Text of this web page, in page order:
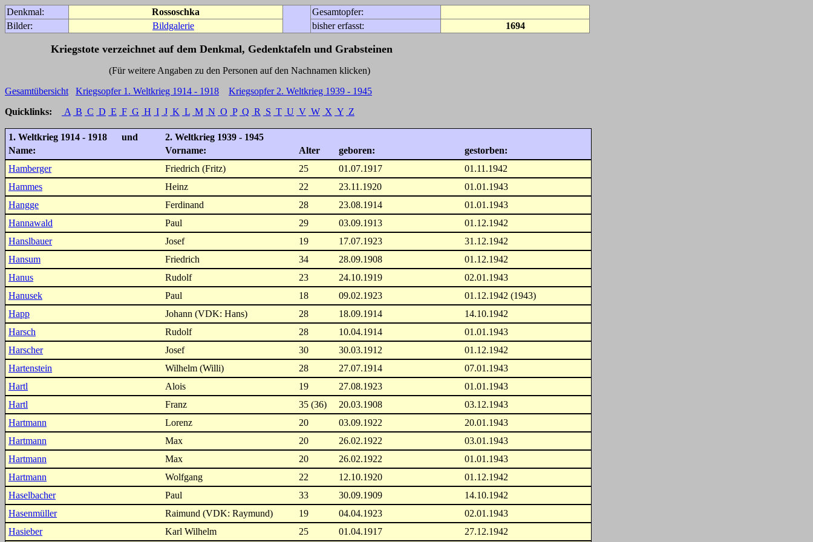
Denkmal: Rossoschka
Gesamtopfer:
Bilder:
Bildgalerie bisher erfasst: 1694
Kriegstote verzeichnet auf dem Denkmal, Gedenktafeln und Grabsteinen
(Für weitere Angaben zu den Personen auf den Nachnamen klicken)
Gesamtübersicht
Kriegsopfer 1. Weltkrieg 1914 - 1918
Kriegsopfer 2. Weltkrieg 1939 - 1945
Quicklinks:
A B C D E F G H I J K L M N O P Q R S T U V W X Y Z
1. Weltkrieg 1914 - 1918 und
2. Weltkrieg 1939 - 1945
Name:
Vorname: Alter geboren:
gestorben:
Hamberger
Friedrich (Fritz) 25 01.07.1917
01.11.1942
Hammes
Heinz 22 23.11.1920
01.01.1943
Hangge
Ferdinand 28 23.08.1914
01.01.1943
Hannawald
Paul 29 03.09.1913
01.12.1942
Hanslbauer
Josef 19 17.07.1923
31.12.1942
Hansum
Friedrich 34 28.09.1908
01.12.1942
Hanus
Rudolf 23 24.10.1919
02.01.1943
Hanusek
Paul 18 09.02.1923
01.12.1942 (1943)
Happ
Johann (VDK: Hans) 28 18.09.1914
14.10.1942
Harsch
Rudolf 28 10.04.1914
01.01.1943
Harscher
Josef 30 30.03.1912
01.12.1942
Hartenstein
Wilhelm (Willi) 28 27.07.1914
07.01.1943
Hartl
Alois 19 27.08.1923
01.01.1943
Hartl
Franz 35 (36) 20.03.1908
03.12.1943
Hartmann
Lorenz 20 03.09.1922
20.01.1943
Hartmann
Max 20 26.02.1922
03.01.1943
Hartmann
Max 20 26.02.1922
01.01.1943
Hartmann
Wolfgang 22 12.10.1920
01.12.1942
Haselbacher
Paul 33 30.09.1909
14.10.1942
Hasenmüller
Raimund (VDK: Raymund) 19 04.04.1923
02.01.1943
Hasieber
Karl Wilhelm 25 01.04.1917 27.12.1942